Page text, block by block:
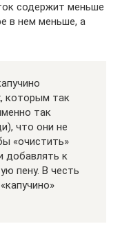
содержит меньше
в нем меньше, а
которым так
так
что они не
«очистить»
добавлять к
пену. В честь